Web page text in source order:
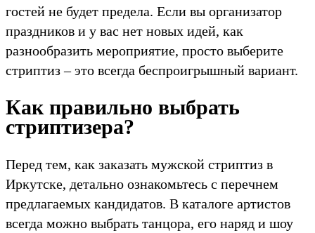
гостей не будет предела. Если вы организатор
праздников и у вас нет новых идей, как
разнообразить мероприятие, просто выберите
стриптиз – это всегда беспроигрышный вариант.
Как правильно выбрать
стриптизера?
Перед тем, как заказать мужской стриптиз в
Иркутске, детально ознакомьтесь с перечнем
предлагаемых кандидатов. В каталоге артистов
всегда можно выбрать танцора, его наряд и шоу